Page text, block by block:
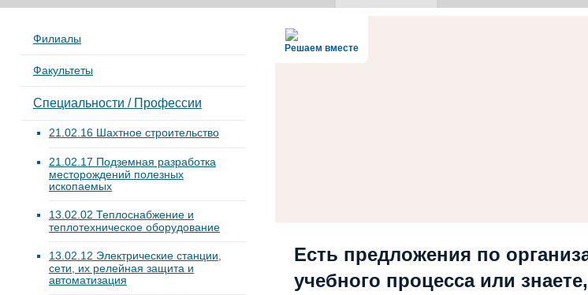
Филиалы
Факультеты
Специальности / Профессии
21.02.16 Шахтное строительство
21.02.17 Подземная разработка
месторождений полезных
ископаемых
13.02.02 Теплоснабжение и
теплотехническое оборудование
13.02.12 Электрические станции,
сети, их релейная защита и
автоматизация
Решаем вместе
Есть предложения по
учебного процесса или